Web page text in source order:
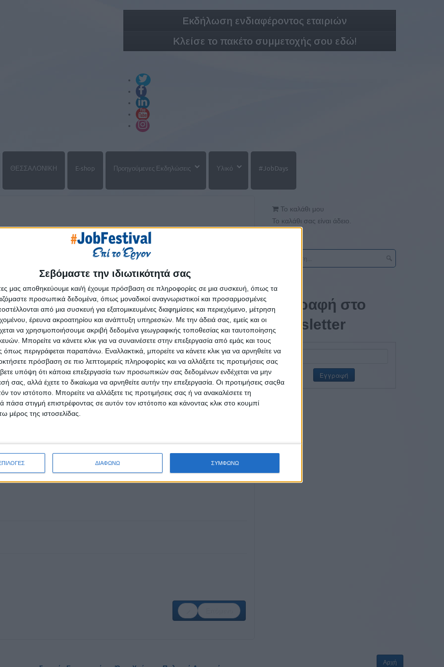
Σεβόμαστε την ιδιωτικότητά σας
μας αποθηκεύουμε και/ή έχουμε πρόσβαση σε πληροφορίες σε μια συσκευή, όπως τα
προσωπικά δεδομένα, όπως μοναδικοί αναγνωριστικοί και προσαρμοσμένες
από μια συσκευή για εξατομικευμένες διαφημίσεις και περιεχόμενο, μέτρηση
έρευνα ακροατηρίου και ανάπτυξη υπηρεσιών. Με την άδειά σας, εμείς και οι
να χρησιμοποιήσουμε ακριβή δεδομένα γεωγραφικής τοποθεσίας και ταυτοποίησης
Μπορείτε να κάνετε κλικ για να συναινέσετε στην επεξεργασία από εμάς και τους
περιγράφεται παραπάνω. Εναλλακτικά, μπορείτε να κάνετε κλικ για να αρνηθείτε να
πρόσβαση σε πιο λεπτομερείς πληροφορίες και να αλλάξετε τις προτιμήσεις σας
υπόψη ότι κάποια επεξεργασία των προσωπικών σας δεδομένων ενδέχεται να μην
σας, αλλά έχετε το δικαίωμα να αρνηθείτε αυτήν την επεξεργασία. Οι προτιμήσεις σαςθα
τον ιστότοπο. Μπορείτε να αλλάξετε τις προτιμήσεις σας ή να ανακαλέσετε τη
στιγμή επιστρέφοντας σε αυτόν τον ιστότοπο και κάνοντας κλικ στο κουμπί
μέρος της ιστοσελίδας.
ΔΙΑΦΩΝΩ ΣΥΜΦΩΝΩ
Εκδήλωση ενδιαφέροντος εταιριών
Κλείσε το πακέτο συμμετοχής σου εδώ!
ΘΕΣΣΑΛΟΝΙΚΗ E-shop Προηγούμενες Εκδηλώσεις Υλικό #JobDays
των ελαστικών πάνω από 35 χρόνια. Κατά τη διάρκεια αυτών των
διανομής ελαστικών στην Ελλάδα, προσφέροντας εξαιρετικά μεγάλη
της.
τη δημιουργία αμοιβαίας εμπιστοσύνης και κινήτρων για τους
διάθεσης από τις μεγαλύτερες κατασκευάστριες εταιρίες
MRL, καθώς επίσης όλες τις επώνυμες μάρκες ελαστικών, όπως
κ.λπ.
Το καλάθι μου
Το καλάθι σας είναι άδειο.
Εγγραφή στο
newsletter
Αρχή